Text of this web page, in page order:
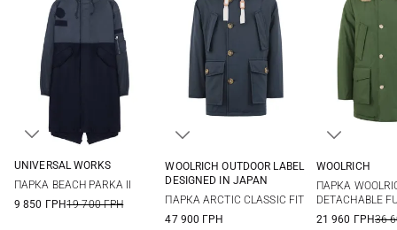
UNIVERSAL WORKS
ПАРКА BEACH PARKA II
9 850 ГРН19 700 ГРН
M L XL
WOOLRICH OUTDOOR LABEL
DESIGNED IN JAPAN
ПАРКА ARCTIC CLASSIC FIT
47 900 ГРН
XXL
WOOLRICH
ПАРКА
DETACHABLE
21 960 ГРН36